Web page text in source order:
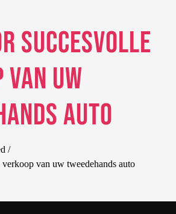
succesvolle
uw
auto
van uw tweedehands auto